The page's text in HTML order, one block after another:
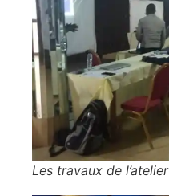
Les travaux de l’atelier